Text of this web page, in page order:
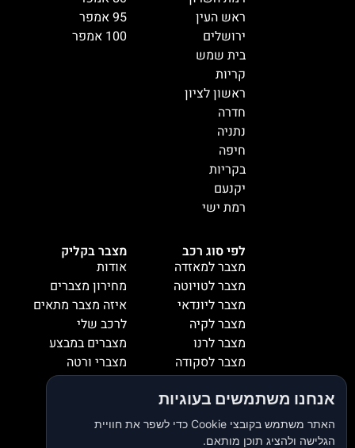
מצבר בקליק
אודות
מחירון מצברים
איזה מצבר מתאים
לרכב שלי
מצברים במבצע
מצברי ורטה
מצברי שנפ
אזורי שירות
לפי סוג רכב
מצבר למאזדה
מצבר לטויוטה
מצבר ליונדאי
מצבר לקיה
מצבר לרנו
מצבר לסקודה
מצבר למיציבושי
מצבר לסובארו
מצבר להונדה
מצבר לאופל
95 אמפר
100 אמפר
ראש העין
ירושלים
בית שמש
קריות
ראשון לציון
חדרה
נתניה
חיפה
בקריות
יקנעם
רמת ישי
אנחנו משתמשים בעוגיות
האתר משתמש בקובצי Cookie כדי לשפר את חוויית
הגלישה ולהציג תוכן מותאם.